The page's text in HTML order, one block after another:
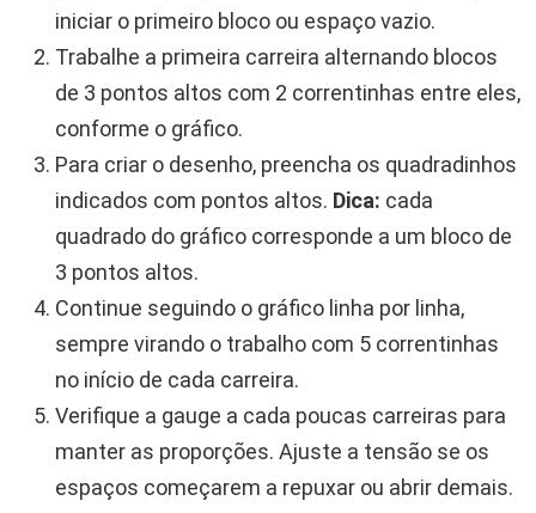
iniciar o primeiro bloco ou espaço vazio.
Trabalhe a primeira carreira alternando blocos
de 3 pontos altos com 2 correntinhas entre eles,
conforme o gráfico.
Para criar o desenho, preencha os quadradinhos
indicados com pontos altos. Dica: cada
quadrado do gráfico corresponde a um bloco de
3 pontos altos.
Continue seguindo o gráfico linha por linha,
sempre virando o trabalho com 5 correntinhas
no início de cada carreira.
Verifique a gauge a cada poucas carreiras para
manter as proporções. Ajuste a tensão se os
espaços começarem a repuxar ou abrir demais.